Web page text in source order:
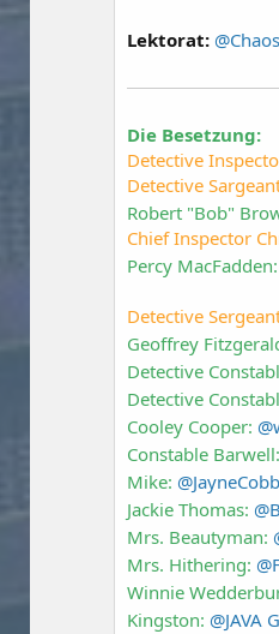
Lektorat: @Chaos
Die Besetzung:
Detective
Detective
Robert "Bob"
Chief Inspector
Percy
Detective
Geoffrey
Detective
Detective
Cooley Cooper:
Constable Barwell:
Mike: @JayneCobb
Jackie Thomas:
Mrs. Beautyman:
Mrs. Hithering:
Winnie
Kingston: @JAVA